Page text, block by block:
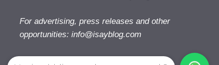
For advertising, press releases and other
opportunities: info@isayblog.com